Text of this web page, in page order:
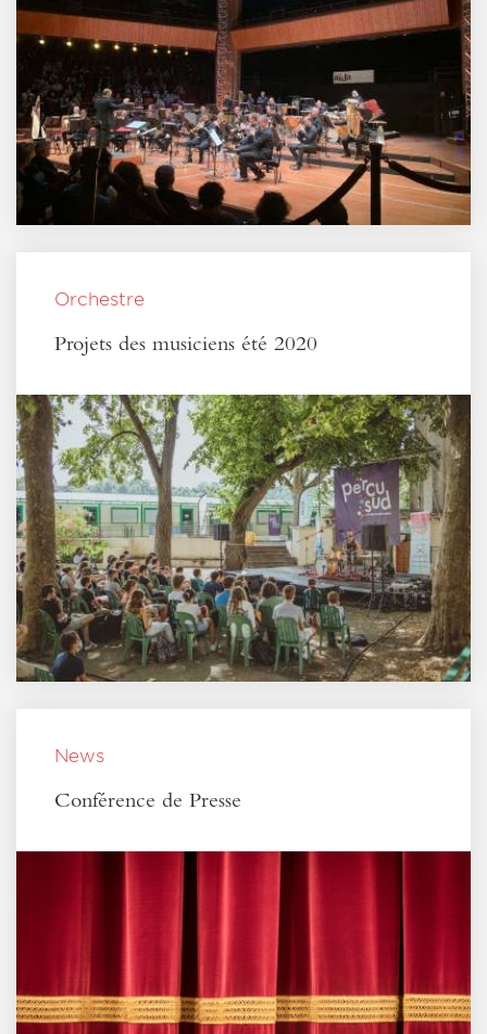
Orchestre
Projets des musiciens été 2020
News
Conférence de Presse